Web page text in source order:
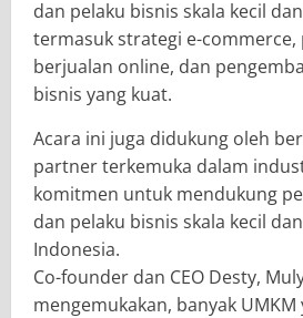
dan pelaku bisnis skala kecil
termasuk strategi e-commerce,
berjualan online, dan
bisnis yang kuat.
Acara ini juga didukung oleh
partner terkemuka dalam
komitmen untuk mendukung
dan pelaku bisnis skala kecil
Indonesia.
Co-founder dan CEO Desty,
mengemukakan, banyak